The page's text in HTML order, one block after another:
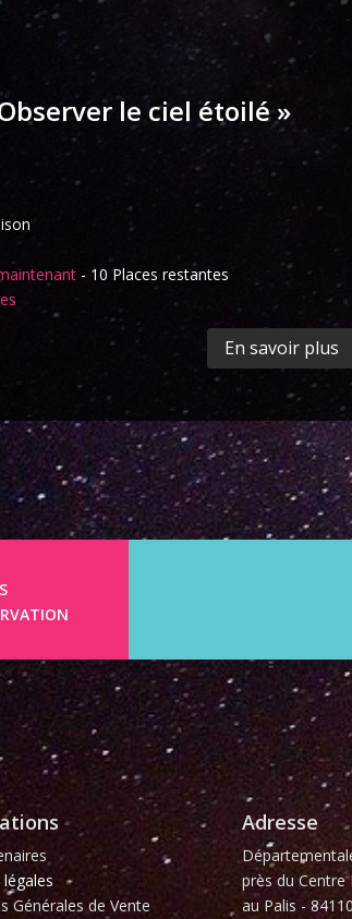
le ciel étoilé »
- 10 Places restantes
En savoir plus
Générales de Vente
Adresse
près du Centre
au Palis -